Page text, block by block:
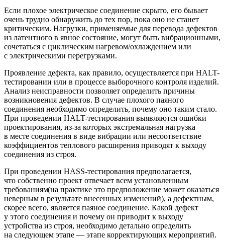
Если плохое электрическое соединение скрыто, его бывает
очень трудно обнаружить до тех пор, пока оно не станет
критическим. Нагрузки, применяемые для перевода дефектов
из латентного в явное состояние, могут быть вибрационными,
сочетаться с циклическим нагревом/охлаждением или
с электрическими перегрузками.
Проявление дефекта, как правило, осуществляется при HALT-
тестировании или в процессе выборочного контроля изделий.
Анализ неисправности позволяет определить причины
возникновения дефектов. В случае плохого паяного
соединения необходимо определить, почему оно таким стало.
При проведении HALT-тестирования выявляются ошибки
проектирования, из-за которых экстремальная нагрузка
в месте соединения в виде вибрации или несоответствие
коэффициентов теплового расширения приводят к выходу
соединения из строя.
При проведении HASS-тестирования предполагается,
что собственно проект отвечает всем установленным
требованиям(на практике это предположение может оказаться
неверным в результате внесенных изменений), а дефектным,
скорее всего, является паяное соединение. Какой дефект
у этого соединения и почему он приводит к выходу
устройства из строя, необходимо детально определить
на следующем этапе — этапе корректирующих мероприятий.